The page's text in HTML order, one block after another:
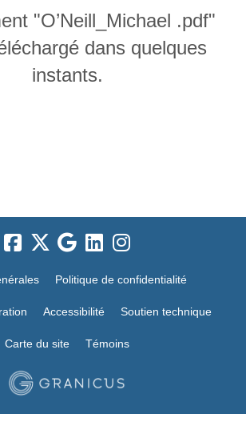
"O’Neill_Michael .pdf"
dans quelques
instants.
Politique de confidentialité
Accessibilité Soutien technique
Carte du site Témoins